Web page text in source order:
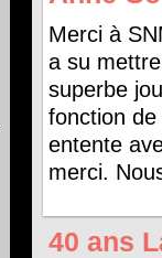
Merci à
a su
superbe
fonction
entente
merci.
40 ans